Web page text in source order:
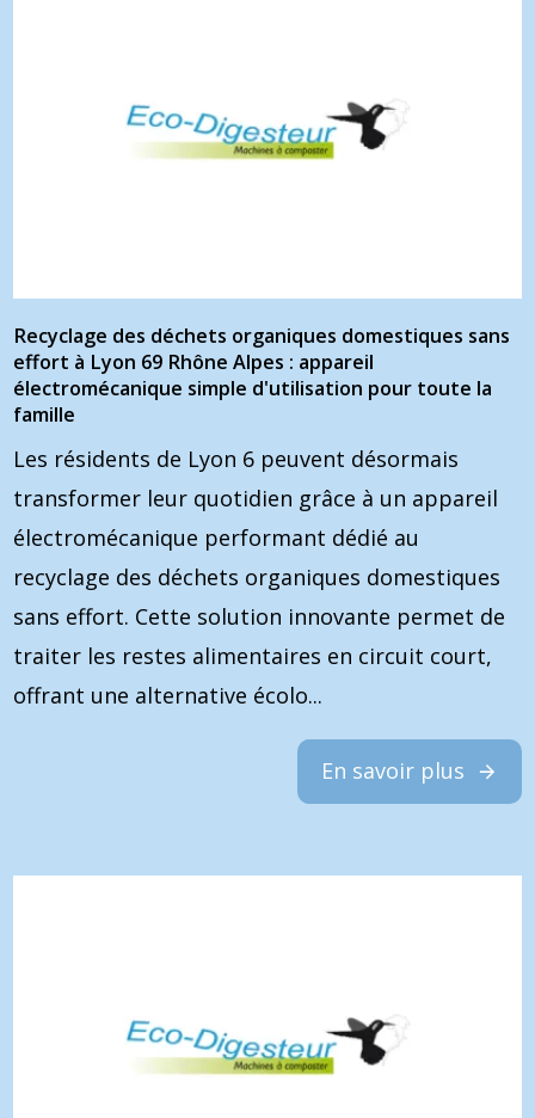
Recyclage des déchets organiques domestiques sans
effort à Lyon 69 Rhône Alpes : appareil
électromécanique simple d'utilisation pour toute la
famille
Les résidents de Lyon 6 peuvent désormais
transformer leur quotidien grâce à un appareil
électromécanique performant dédié au
recyclage des déchets organiques domestiques
sans effort. Cette solution innovante permet de
traiter les restes alimentaires en circuit court,
offrant une alternative écolo...
En savoir plus